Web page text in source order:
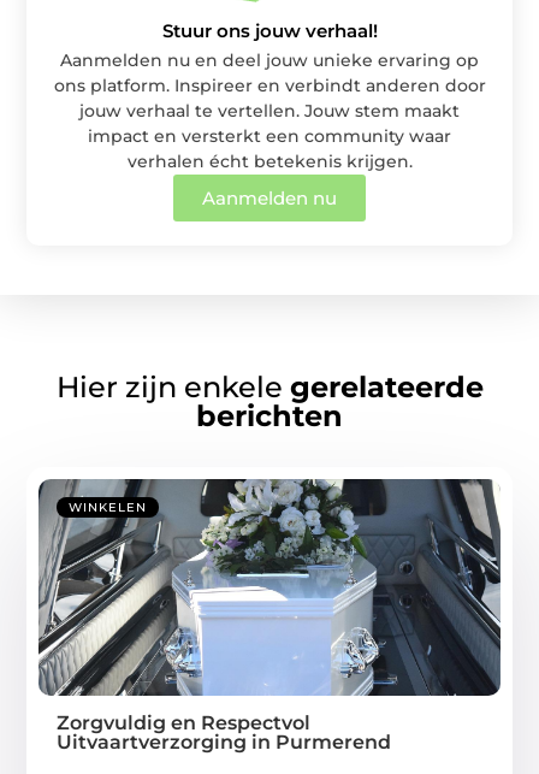
Stuur ons jouw verhaal!
Aanmelden nu en deel jouw unieke ervaring op
ons platform. Inspireer en verbindt anderen door
jouw verhaal te vertellen. Jouw stem maakt
impact en versterkt een community waar
verhalen écht betekenis krijgen.
Aanmelden nu
Hier zijn enkele gerelateerde
berichten
WINKELEN
Zorgvuldig en Respectvol
Uitvaartverzorging in Purmerend